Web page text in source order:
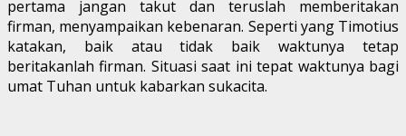
pertama jangan takut dan teruslah memberitakan
firman, menyampaikan kebenaran. Seperti yang Timotius
katakan, baik atau tidak baik waktunya tetap
beritakanlah firman. Situasi saat ini tepat waktunya bagi
umat Tuhan untuk kabarkan sukacita.